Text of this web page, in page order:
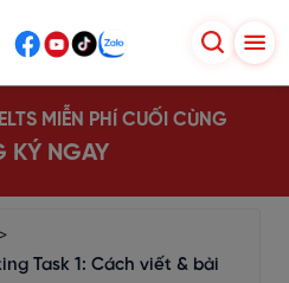
MIỄN PHÍ CUỐI CÙNG
KÝ NGAY
>
Task 1: Cách viết & bài